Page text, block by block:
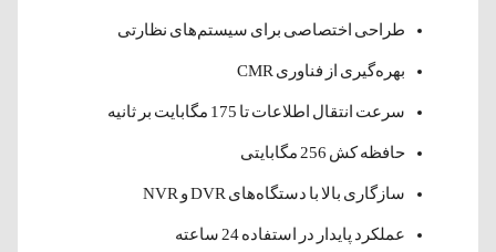
طراحی اختصاصی برای سیستم‌های نظارتی
بهره‌گیری از فناوری CMR
سرعت انتقال اطلاعات تا 175 مگابایت بر ثانیه
حافظه کش 256 مگابایتی
سازگاری بالا با دستگاه‌های DVR و NVR
عملکرد پایدار در استفاده 24 ساعته